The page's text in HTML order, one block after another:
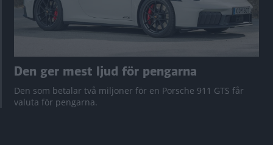
Den ger mest ljud för pengarna
Den som betalar två miljoner för en Porsche 911 GTS får
valuta för pengarna.